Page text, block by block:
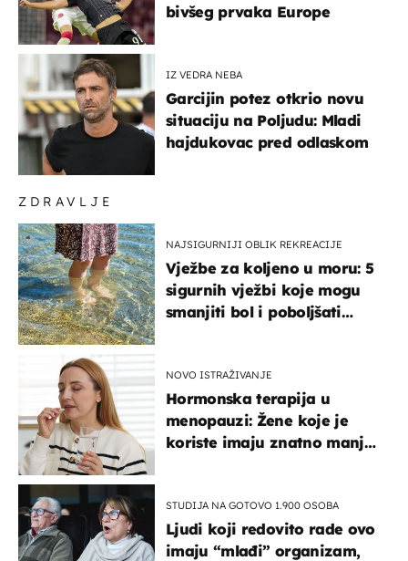
ZDRAVLJE
NAJSIGURNIJI OBLIK REKREACIJE
Vježbe za koljeno u moru: 5
sigurnih vježbi koje mogu
smanjiti bol i poboljšati
NOVO ISTRAŽIVANJE
Hormonska terapija u
menopauzi: Žene koje je
koriste imaju znatno manji
STUDIJA NA GOTOVO 1.900 OSOBA
Ljudi koji redovito rade ovo
imaju “mlađi” organizam,
bivšeg prvaka Europe
IZ VEDRA NEBA
Garcijin potez otkrio novu
situaciju na Poljudu: Mladi
hajdukovac pred odlaskom